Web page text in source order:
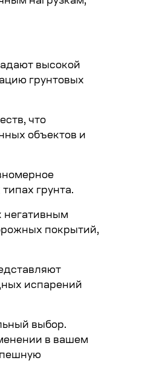
высокой
грунтовых
что
объектов и
грунта.
негативным
покрытий,
испарений
выбор.
в вашем